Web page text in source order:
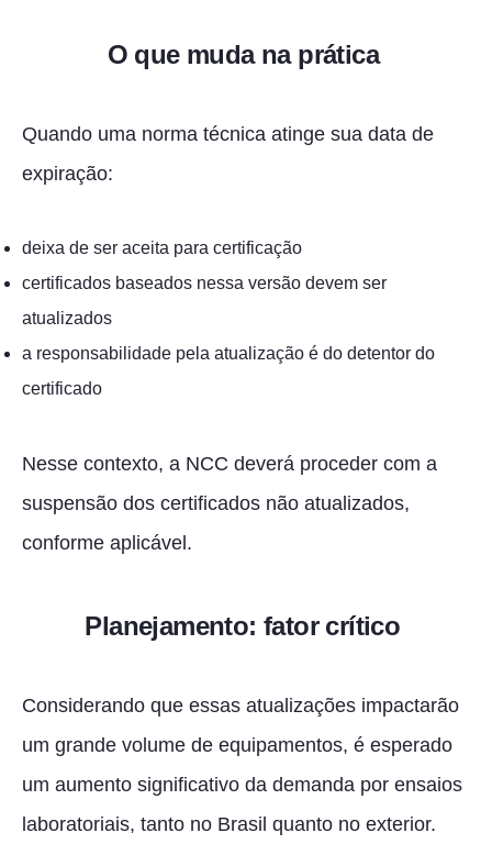
O que muda na prática
Quando uma norma técnica atinge sua data de
expiração:
deixa de ser aceita para certificação
certificados baseados nessa versão devem ser
atualizados
a responsabilidade pela atualização é do detentor do
certificado
Nesse contexto, a NCC deverá proceder com a
suspensão dos certificados não atualizados,
conforme aplicável.
Planejamento: fator crítico
Considerando que essas atualizações impactarão
um grande volume de equipamentos, é esperado
um aumento significativo da demanda por ensaios
laboratoriais, tanto no Brasil quanto no exterior.